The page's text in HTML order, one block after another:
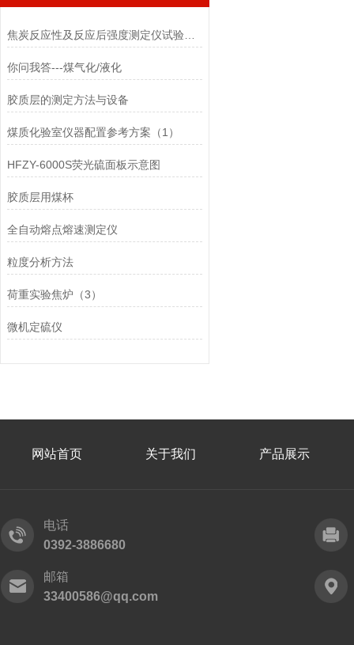
焦炭反应性及反应后强度测定仪试验步骤
你问我答---煤气化/液化
胶质层的测定方法与设备
煤质化验室仪器配置参考方案（1）
HFZY-6000S荧光硫面板示意图
胶质层用煤杯
全自动熔点熔速测定仪
粒度分析方法
荷重实验焦炉（3）
微机定硫仪
网站首页 关于我们 产品展示
电话
0392-3886680
邮箱
33400586@qq.com